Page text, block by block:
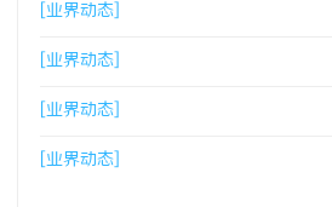
[业界动态]
[业界动态]
[业界动态]
[业界动态]